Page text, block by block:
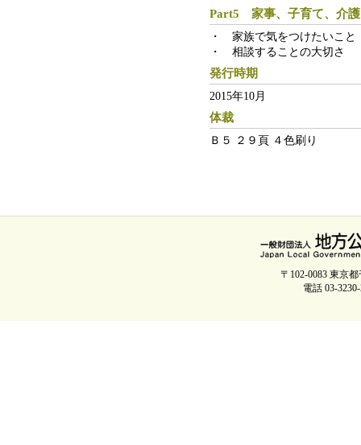
Part5 家事、子育て、介護
・ 家族で気をつけたいこと
・ 相談することの大切さ
発行時期
2015年10月
体裁
Ｂ５ ２９頁 ４色刷り
〒102-0083 東京
電話 03-